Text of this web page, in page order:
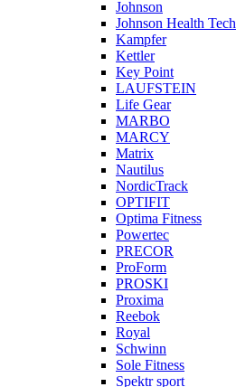
Johnson
Johnson Health Tech
Kampfer
Kettler
Key Point
LAUFSTEIN
Life Gear
MARBO
MARCY
Matrix
Nautilus
NordicTrack
OPTIFIT
Optima Fitness
Powertec
PRECOR
ProForm
PROSKI
Proxima
Reebok
Royal
Schwinn
Sole Fitness
Spektr sport